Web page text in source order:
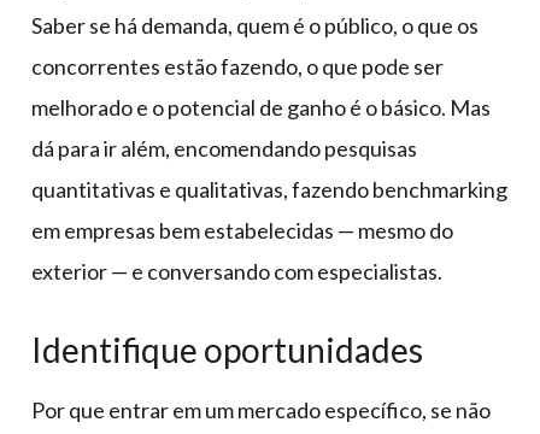
Saber se há demanda, quem é o público, o que os
concorrentes estão fazendo, o que pode ser
melhorado e o potencial de ganho é o básico. Mas
dá para ir além, encomendando pesquisas
quantitativas e qualitativas, fazendo benchmarking
em empresas bem estabelecidas — mesmo do
exterior — e conversando com especialistas.
Identifique oportunidades
Por que entrar em um mercado específico, se não